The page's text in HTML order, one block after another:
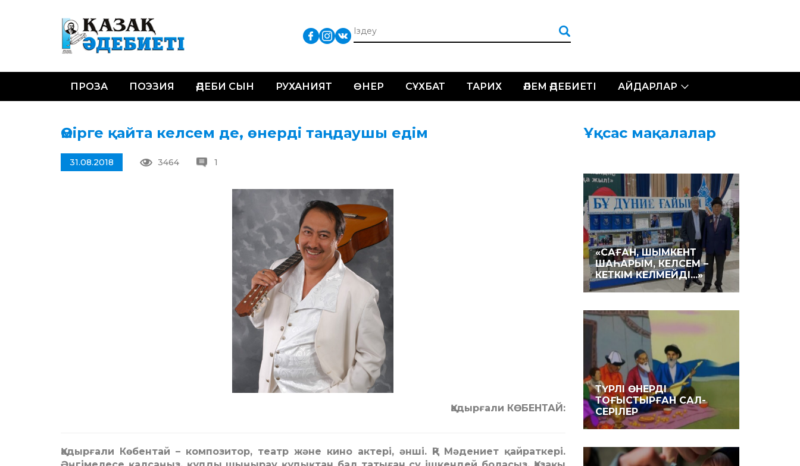
ПРОЗА ПОЭЗИЯ ӘДЕБИ СЫН РУХАНИЯТ ӨНЕР СҰХБАТ ТАРИХ ӘЛЕМ ӘДЕБИЕТІ АЙДАРЛАР
Өмірге қайта келсем де, өнерді таңдаушы едім
31.08.2018 3464 1
Қадырғали КӨБЕНТАЙ:
Қадырғали Көбентай – композитор, театр және кино актері, әнші. ҚР Мәдениет қайраткері.
Ұқсас мақалалар
«САҒАН, ШЫМКЕНТ
ШАҺАРЫМ, КЕЛСЕМ –
КЕТКІМ КЕЛМЕЙДІ...»
ТҮРЛІ ӨНЕРДІ
ТОҒЫСТЫРҒАН САЛ-
СЕРІЛЕР